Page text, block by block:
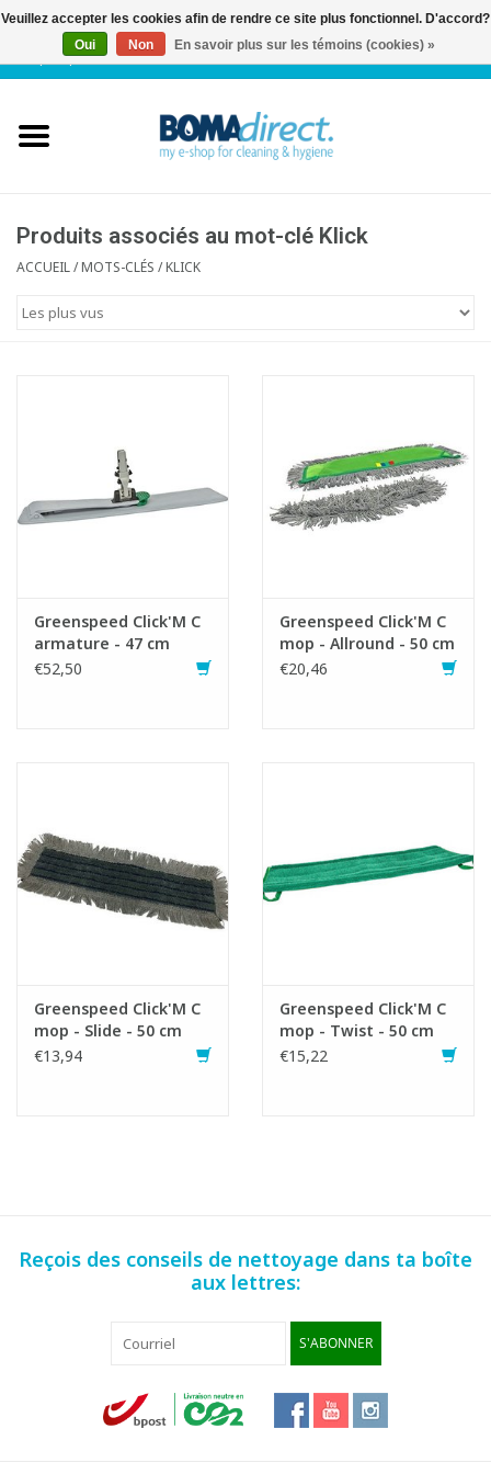
FR| 0 Articles
Service client
Produits associés au mot-clé Klick
ACCUEIL/MOTS-CLÉS /KLICK
Greenspeed Click'M C
armature - 47 cm
€52,50
Greenspeed Click'M C
mop - Allround - 50 cm
€20,46
Greenspeed Click'M C
mop - Slide - 50 cm
€13,94
Greenspeed Click'M C
mop - Twist - 50 cm
€15,22
Reçois des conseils de nettoyage dans ta boîte
aux lettres:
S'ABONNER
Veuillez accepter les cookies afin de rendre ce site plus fonctionnel. D'accord?
Oui
Non En savoir plus sur les témoins (cookies) »